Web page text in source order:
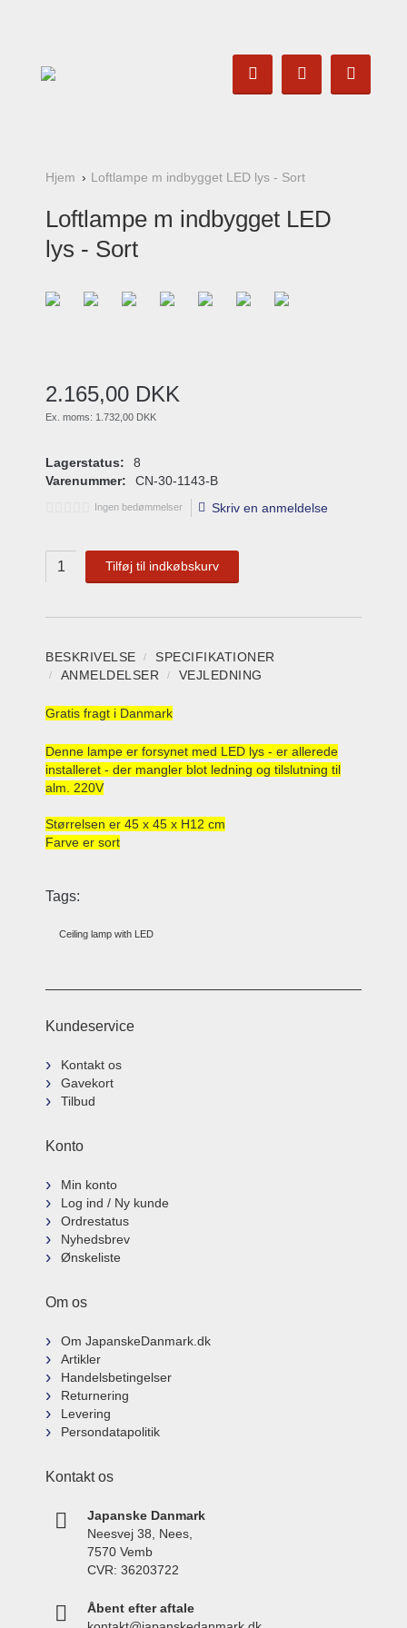
Hjem Loftlampe m indbygget LED lys - Sort
Loftlampe m indbygget LED
lys - Sort
2.165,00 DKK
Ex. moms: 1.732,00 DKK
Lagerstatus:
8
Varenummer:
CN-30-1143-B
Ingen bedømmelser Skriv en anmeldelse
Tilføj til indkøbskurv
BESKRIVELSE
SPECIFIKATIONER
ANMELDELSER
VEJLEDNING
Gratis fragt i Danmark
Denne lampe er forsynet med LED lys - er allerede
installeret - der mangler blot ledning og tilslutning til
alm. 220V
Størrelsen er 45 x 45 x H12 cm
Farve er sort
Tags:
Ceiling lamp with LED
Kundeservice
Kontakt os
Gavekort
Tilbud
Konto
Min konto
Log ind / Ny kunde
Ordrestatus
Nyhedsbrev
Ønskeliste
Om os
Om JapanskeDanmark.dk
Artikler
Handelsbetingelser
Returnering
Levering
Persondatapolitik
Kontakt os
Japanske Danmark
Neesvej 38, Nees,
7570 Vemb
CVR: 36203722
Åbent efter aftale